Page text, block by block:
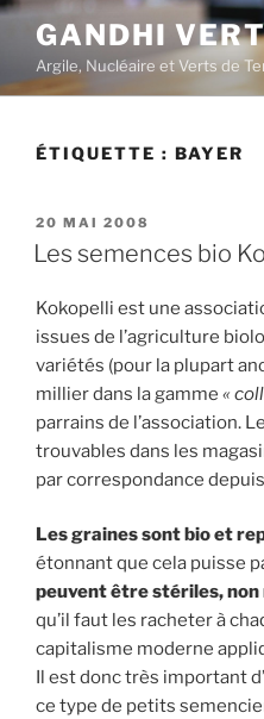
Aller
contenu
principal
GANDHI
Argile, Nucléaire et Verts de
ÉTIQUETTE : BAYER
PUBLIÉ
LE
20 MAI 2008
Les semences bio
Kokopelli est une
issues de l’agriculture
variétés (pour la plupart
millier dans la gamme «
parrains de l’association.
trouvables dans les
par correspondance depuis
Les graines sont bio et
étonnant que cela puisse
peuvent être stériles,
qu’il faut les racheter à
capitalisme moderne
Il est donc très important
ce type de petits